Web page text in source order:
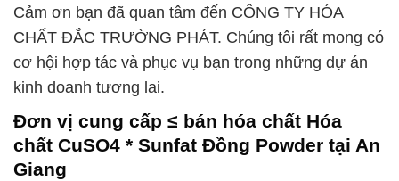
Cảm ơn bạn đã quan tâm đến CÔNG TY HÓA
CHẤT ĐẮC TRƯỜNG PHÁT. Chúng tôi rất mong có
cơ hội hợp tác và phục vụ bạn trong những dự án
kinh doanh tương lai.
Đơn vị cung cấp ≤ bán hóa chất Hóa
chất CuSO4 * Sunfat Đồng Powder tại An
Giang